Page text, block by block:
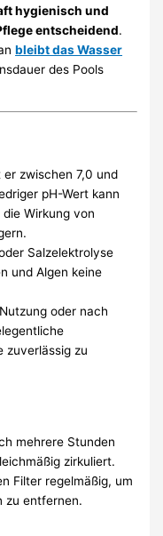
hygienisch und
entscheidend.
bleibt das Wasser
des Pools
er zwischen 7,0 und
pH-Wert kann
Wirkung von
Salzelektrolyse
und Algen keine
oder nach
zuverlässig zu
mehrere Stunden
zirkuliert.
Filter regelmäßig, um
zu entfernen.